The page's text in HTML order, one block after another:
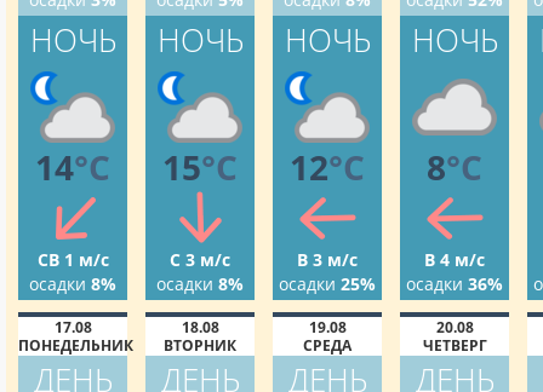
НОЧЬ
14°C
СВ 1 м/с
осадки 8%
НОЧЬ
15°C
С 3 м/с
осадки 8%
НОЧЬ
12°C
В 3 м/с
осадки 25%
НОЧЬ
8°C
В 4 м/с
осадки 36%
17.08
ПОНЕДЕЛЬНИК
ДЕНЬ
18.08
ВТОРНИК
ДЕНЬ
19.08
СРЕДА
ДЕНЬ
20.08
ЧЕТВЕРГ
ДЕНЬ